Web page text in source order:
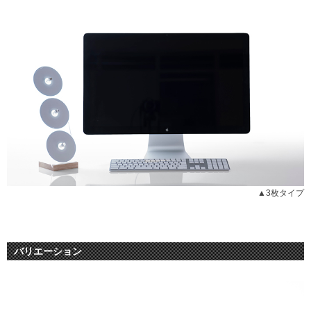
▲3枚タイプ
バリエーション